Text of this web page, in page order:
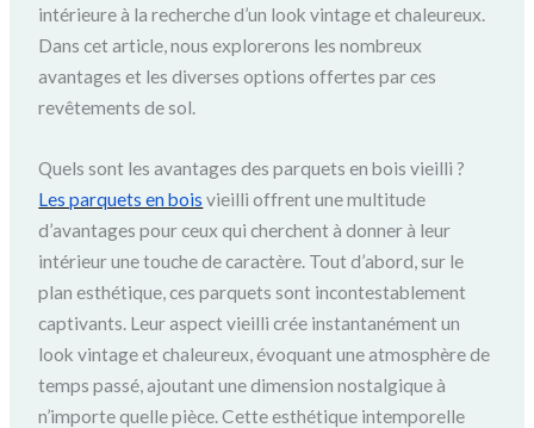
intérieure à la recherche d’un look vintage et chaleureux.
Dans cet article, nous explorerons les nombreux
avantages et les diverses options offertes par ces
revêtements de sol.
Quels sont les avantages des parquets en bois vieilli ?
Les parquets en bois vieilli offrent une multitude
d’avantages pour ceux qui cherchent à donner à leur
intérieur une touche de caractère. Tout d’abord, sur le
plan esthétique, ces parquets sont incontestablement
captivants. Leur aspect vieilli crée instantanément un
look vintage et chaleureux, évoquant une atmosphère de
temps passé, ajoutant une dimension nostalgique à
n’importe quelle pièce. Cette esthétique intemporelle